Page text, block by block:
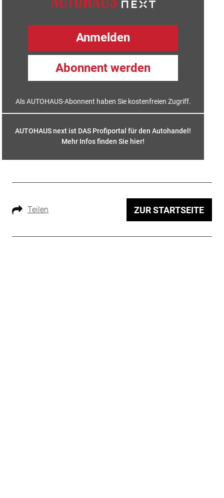
Anmelden
Abonnent werden
Als AUTOHAUS-Abonnent haben Sie kostenfreien Zugriff.
AUTOHAUS next ist DAS Profiportal für den Autohandel!
Mehr Infos finden Sie hier!
Teilen ZUR STARTSEITE